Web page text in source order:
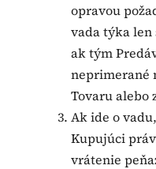
opravou
vada týka len
ak tým
neprimerané
Tovaru alebo
Ak ide o
Kupujúci
vrátenie